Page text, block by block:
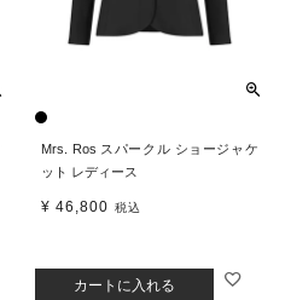
Mrs. Ros スパークル ショージャケ
ット レディース
¥ 46,800 税込
カートに入れる